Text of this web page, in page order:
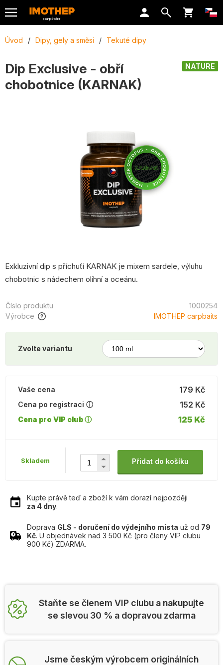
Úvod / Dipy, gely a směsi / Tekuté dipy
NATURE
Dip Exclusive - obří
chobotnice (KARNAK)
Exkluzivní dip s příchuťí KARNAK je mixem sardele, výluhu
chobotnic s nádechem olihní a oceánu.
Číslo produktu
1000254
Výrobce
IMOTHEP carpbaits
Zvolte variantu
179 Kč
Vaše cena
Cena po registraci ⓘ
152 Kč
Cena pro VIP club ⓘ 125 Kč
Skladem Přidat do košíku
Kupte právě teď a zboží k vám dorazí nejpozději
za 4 dny.
Doprava GLS - doručení do výdejního místa už od 79
Kč. U objednávek nad 3 500 Kč (pro členy VIP clubu
900 Kč) ZDARMA.
Staňte se členem VIP clubu a nakupujte
se slevou 30 % a dopravou zdarma
Jsme českým výrobcem originálních